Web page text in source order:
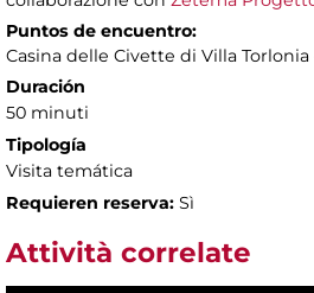
Puntos de encuentro:
Casina delle Civette di Villa
Duración
50 minuti
Tipología
Visita temática
Requieren reserva: Sì
Attività correlate